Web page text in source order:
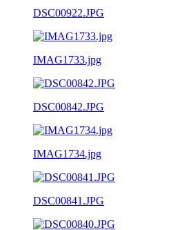
DSC00922.JPG
IMAG1733.jpg
DSC00842.JPG
IMAG1734.jpg
DSC00841.JPG